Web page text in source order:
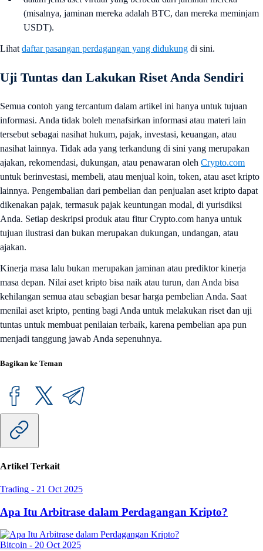
(misalnya, jaminan mereka adalah BTC, dan mereka meminjam
USDT).
Lihat daftar pasangan perdagangan yang didukung di sini.
Uji Tuntas dan Lakukan Riset Anda Sendiri
Semua contoh yang tercantum dalam artikel ini hanya untuk tujuan
informasi. Anda tidak boleh menafsirkan informasi atau materi lain
tersebut sebagai nasihat hukum, pajak, investasi, keuangan, atau
nasihat lainnya. Tidak ada yang terkandung di sini yang merupakan
ajakan, rekomendasi, dukungan, atau penawaran oleh Crypto.com
untuk berinvestasi, membeli, atau menjual koin, token, atau aset kripto
lainnya. Pengembalian dari pembelian dan penjualan aset kripto dapat
dikenakan pajak, termasuk pajak keuntungan modal, di yurisdiksi
Anda. Setiap deskripsi produk atau fitur Crypto.com hanya untuk
tujuan ilustrasi dan bukan merupakan dukungan, undangan, atau
ajakan.
Kinerja masa lalu bukan merupakan jaminan atau prediktor kinerja
masa depan. Nilai aset kripto bisa naik atau turun, dan Anda bisa
kehilangan semua atau sebagian besar harga pembelian Anda. Saat
menilai aset kripto, penting bagi Anda untuk melakukan riset dan uji
tuntas untuk membuat penilaian terbaik, karena pembelian apa pun
menjadi tanggung jawab Anda sepenuhnya.
Bagikan ke Teman
Artikel Terkait
Trading - 21 Oct 2025
Apa Itu Arbitrase dalam Perdagangan Kripto?
Bitcoin - 20 Oct 2025